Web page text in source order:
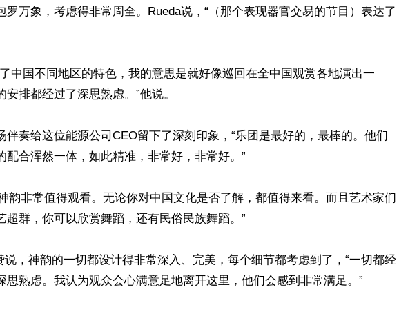
罗万象，考虑得非常周全。Rueda说，“（那个表现器官交易的节目）表达了
中国不同地区的特色，我的意思是就好像巡回在全中国观赏各地演出一
安排都经过了深思熟虑。”他说。
伴奏给这位能源公司CEO留下了深刻印象，“乐团是最好的，最棒的。他们
配合浑然一体，如此精准，非常好，非常好。”
韵非常值得观看。无论你对中国文化是否了解，都值得来看。而且艺术家们
超群，你可以欣赏舞蹈，还有民俗民族舞蹈。”
说，神韵的一切都设计得非常深入、完美，每个细节都考虑到了，“一切都经
思熟虑。我认为观众会心满意足地离开这里，他们会感到非常满足。”